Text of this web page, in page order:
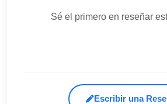
Sé el primero en reseñar
Escribir una